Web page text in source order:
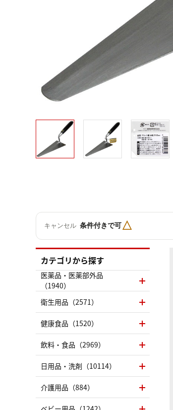
キャンセル 条件付きで可△
カテゴリから探す
医薬品・医薬部外品
（1940）
衛生用品（2571）
健康食品（1520）
飲料・食品（2969）
日用品・洗剤（10114）
介護用品（884）